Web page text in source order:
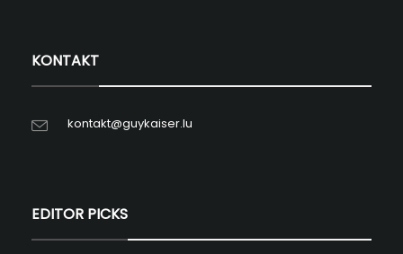
KONTAKT
kontakt@guykaiser.lu
EDITOR PICKS